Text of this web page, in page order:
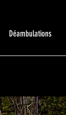
Déambulations